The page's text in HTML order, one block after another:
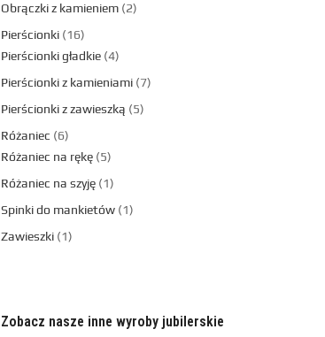
Obrączki z kamieniem 2
Pierścionki 16
Pierścionki gładkie 4
Pierścionki z kamieniami 7
Pierścionki z zawieszką
5
Różaniec
6
Różaniec na rękę 5
Różaniec na szyję 1
Spinki do mankietów 1
Zawieszki 1
Zobacz nasze inne wyroby jubilerskie